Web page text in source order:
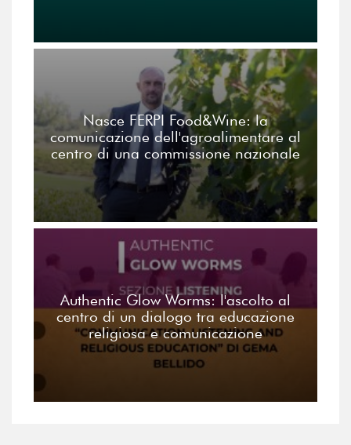
Nasce FERPI Food&Wine: la
comunicazione dell'agroalimentare al
centro di una commissione nazionale
Authentic Glow Worms: l'ascolto al
centro di un dialogo tra educazione
religiosa e comunicazione